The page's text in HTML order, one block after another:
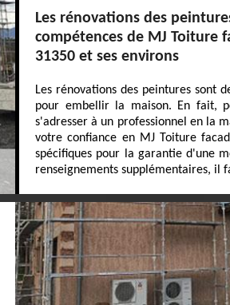
Les rénovations des
compétences de MJ Toiture
31350 et ses environs
Les rénovations des peintures sont
pour embellir la maison. En fait,
s'adresser à un professionnel en la
votre confiance en MJ Toiture
spécifiques pour la garantie d'une
renseignements supplémentaires, il